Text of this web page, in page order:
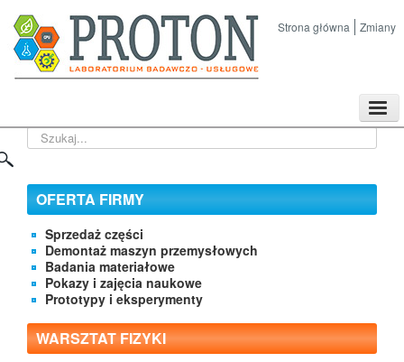
Strona główna Zmiany
Kontakt
Szukaj...
OFERTA FIRMY
Sprzedaż części
Demontaż maszyn przemysłowych
Badania materiałowe
Pokazy i zajęcia naukowe
Prototypy i eksperymenty
WARSZTAT FIZYKI